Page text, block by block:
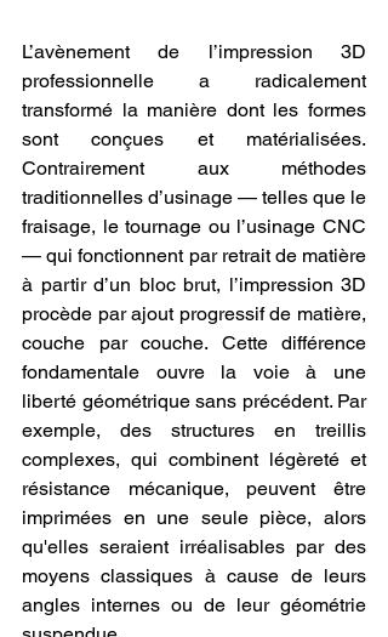
L’avènement de l’impression 3D
professionnelle a radicalement
transformé la manière dont les formes
sont conçues et matérialisées.
Contrairement aux méthodes
traditionnelles d’usinage — telles que le
fraisage, le tournage ou l’usinage CNC
— qui fonctionnent par retrait de matière
à partir d’un bloc brut, l’impression 3D
procède par ajout progressif de matière,
couche par couche. Cette différence
fondamentale ouvre la voie à une
liberté géométrique sans précédent. Par
exemple, des structures en treillis
complexes, qui combinent légèreté et
résistance mécanique, peuvent être
imprimées en une seule pièce, alors
qu'elles seraient irréalisables par des
moyens classiques à cause de leurs
angles internes ou de leur géométrie